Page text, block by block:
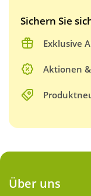
Sichern Sie
Exklusive
Aktionen
Über uns